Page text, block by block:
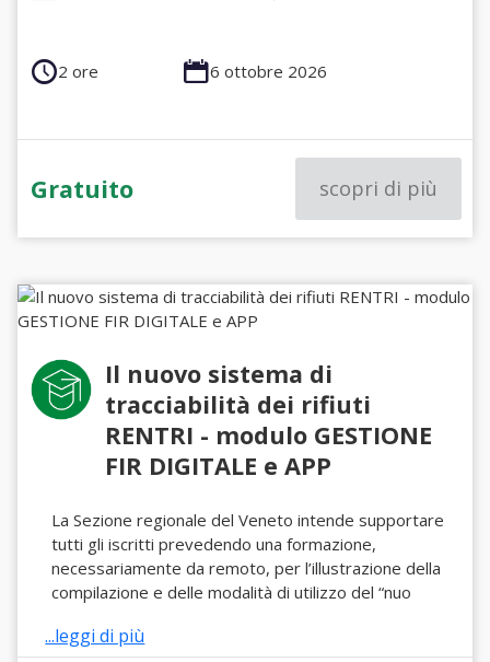
2 ore 6 ottobre 2026
Gratuito scopri di più
Il nuovo sistema di
tracciabilità dei rifiuti
RENTRI - modulo GESTIONE
FIR DIGITALE e APP
La Sezione regionale del Veneto intende supportare
tutti gli iscritti prevedendo una formazione,
necessariamente da remoto, per l’illustrazione della
compilazione e delle modalità di utilizzo del “nuo
...leggi di più